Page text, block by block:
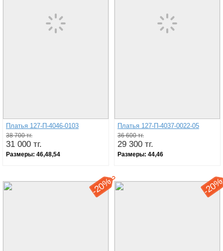
Платья 127-П-4046-0103
38 700 тг.
31 000 тг.
Размеры: 46,48,54
Платья 127-П-4037-0022-05
36 600 тг.
29 300 тг.
Размеры: 44,46
-
20% -